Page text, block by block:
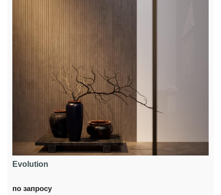
Evolution
по запросу